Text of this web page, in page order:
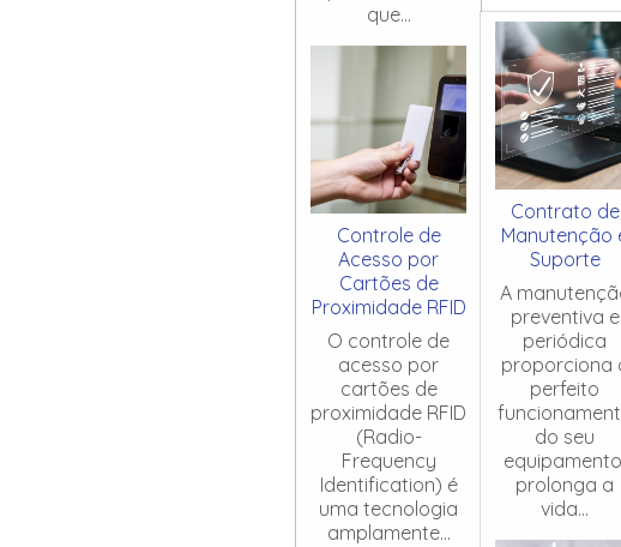
que...
Controle de
Acesso por
Cartões de
Proximidade RFID
O controle de
acesso por
cartões de
proximidade RFID
(Radio-
Frequency
Identification) é
uma tecnologia
amplamente...
Contrato de
Manutenção
Suporte
A
preventiva e
periódica
proporciona
perfeito
do seu
prolonga a
vida...